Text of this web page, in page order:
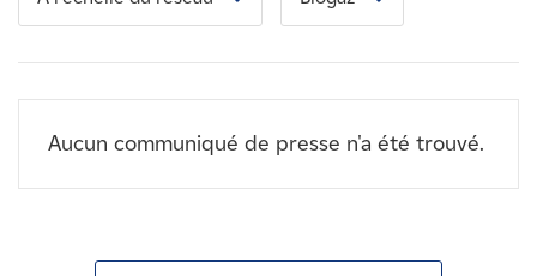
Contactez-nous
Aucun communiqué de presse n'a été trouvé.